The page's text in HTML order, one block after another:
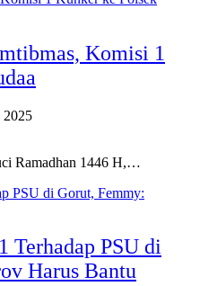
Komisi 1
2025
Ramadhan 1446 H,…
Terhadap PSU di
Harus Bantu